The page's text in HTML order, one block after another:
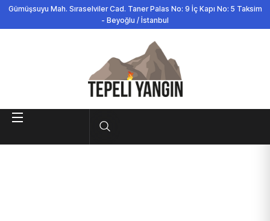
Gümüşsuyu Mah. Sıraselviler Cad. Taner Palas No: 9 İç Kapı No: 5 Taksim
- Beyoğlu / İstanbul